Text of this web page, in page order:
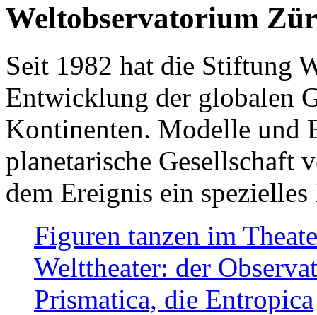
Weltobservatorium
Seit 1982 hat die Stiftung
Entwicklung der globalen
Kontinenten. Modelle und
planetarische Gesellschaft
dem Ereignis ein
Figuren tanzen im
Welttheater: der
Prismatica, die Entropica